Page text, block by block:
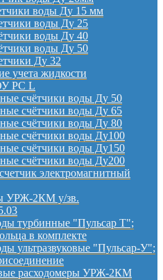
воды Ду 15 мм
воды Ду 25
воды Ду 40
воды Ду 50
Ду 32
учета жидкости
РС L
счётчики воды Ду 50
счётчики воды Ду 65
счётчики воды Ду 80
счётчики воды Ду100
счётчики воды Ду150
счётчики воды Ду200
электромагнитный
УРЖ-2КМ у/зв.
турбинные "Пульсар Т";
в комплекте
ультразвуковые "Пульсар-У";
расходомеры УРЖ-2КМ